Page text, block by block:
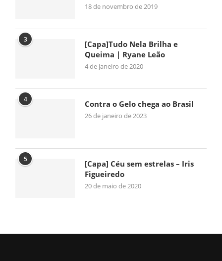
18 de novembro de 2019
3
[Capa]Tudo Nela Brilha e
Queima | Ryane Leão
4 de janeiro de 2020
4 Contra o Gelo chega ao Brasil
26 de janeiro de 2023
5
[Capa] Céu sem estrelas – Iris
Figueiredo
20 de maio de 2020